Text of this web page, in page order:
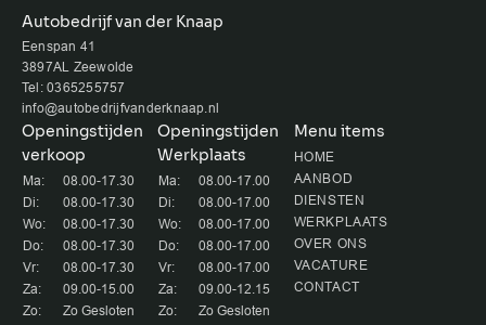
Autobedrijf van der Knaap
Eenspan 41
3897AL Zeewolde
Tel: 0365255757
info@autobedrijfvanderknaap.nl
Openingstijden
verkoop
Ma:
08.00-17.30
Di:
08.00-17.30
Wo:
08.00-17.30
Do:
08.00-17.30
Vr:
08.00-17.30
Za:
09.00-15.00
Zo:
Zo Gesloten
Openingstijden
Werkplaats
Ma:
08.00-17.00
Di:
08.00-17.00
Wo:
08.00-17.00
Do:
08.00-17.00
Vr:
08.00-17.00
Za:
09.00-12.15
Zo:
Zo Gesloten
Menu items
HOME
AANBOD
DIENSTEN
WERKPLAATS
OVER ONS
VACATURE
CONTACT